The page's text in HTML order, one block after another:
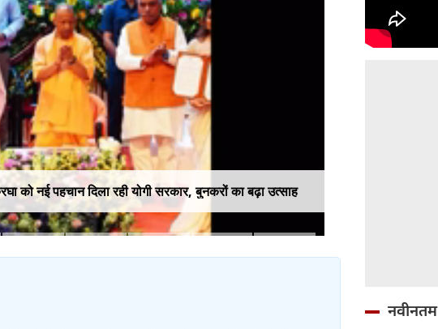
को नई पहचान दिला रही योगी सरकार, बुनकरों का बढ़ा उत्साह
नवीनतम